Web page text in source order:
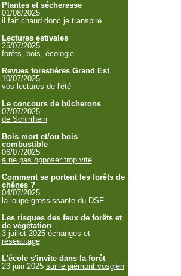
Plantes et sécheresse
01/08/2025
il fait chaud donc je transpire
Lectures estivales
25/07/2025
forêts, bois, écologie
Revues forestières Grand Est
10/07/2025
vos lectures de l'été
Le concours de bûcherons
07/07/2025
de Schirrhein
Bois mort et/ou bois
combustible
06/07/2025
à ne pas opposer trop vite
Comment se portent les forêts de
chênes ?
04/07/2025
la loupe grossissante du DSF
Les risques des feux de forêts et
de végétation
3 juillet 2025 échanges et
réseautage
L'école s'invite dans la forêt
23 juin 2025 sur le piémont vosgien